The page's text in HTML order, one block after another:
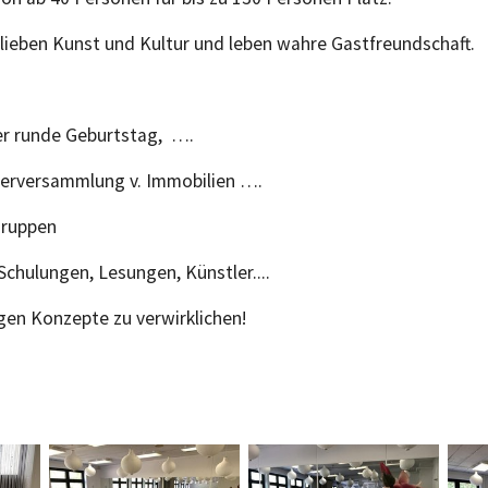
Kunst und Kultur und leben wahre Gastfreundschaft.
runde Geburtstag, ….
v. Immobilien ….
Lesungen, Künstler....
Konzepte zu verwirklichen!